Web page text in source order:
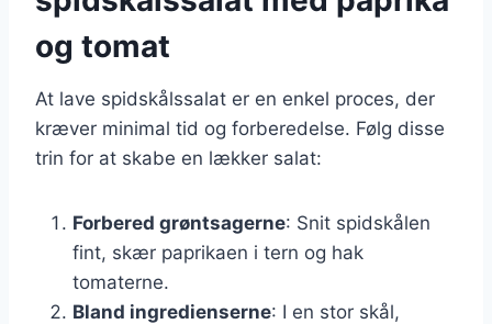
og tomat
At lave spidskålssalat er en enkel proces, der
kræver minimal tid og forberedelse. Følg disse
trin for at skabe en lækker salat:
Forbered grøntsagerne: Snit spidskålen
fint, skær paprikaen i tern og hak
tomaterne.
Bland ingredienserne: I en stor skål,